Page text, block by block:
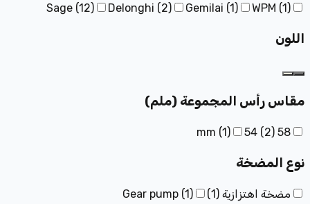
Sage (12) Delonghi (2) Gemilai (1) WPM (1)
اللون
مقاس رأس المجموعة (ملم)
58 mm
(1) 54 (2)
نوع المضخة
مضخة اهتزازية (
1
)
Gear pump (1)